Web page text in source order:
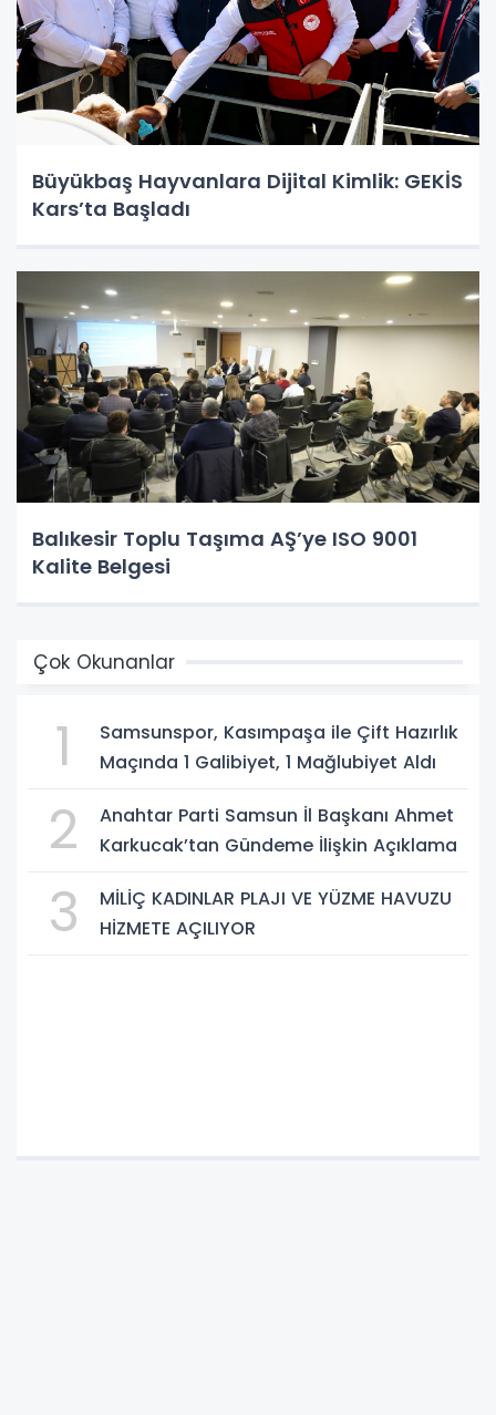
Büyükbaş Hayvanlara Dijital Kimlik: GEKİS
Kars’ta Başladı
Balıkesir Toplu Taşıma AŞ’ye ISO 9001
Kalite Belgesi
Çok Okunanlar
1
Samsunspor, Kasımpaşa ile Çift Hazırlık
Maçında 1 Galibiyet, 1 Mağlubiyet Aldı
2
Anahtar Parti Samsun İl Başkanı Ahmet
Karkucak’tan Gündeme İlişkin Açıklama
3
MİLİÇ KADINLAR PLAJI VE YÜZME HAVUZU
HİZMETE AÇILIYOR